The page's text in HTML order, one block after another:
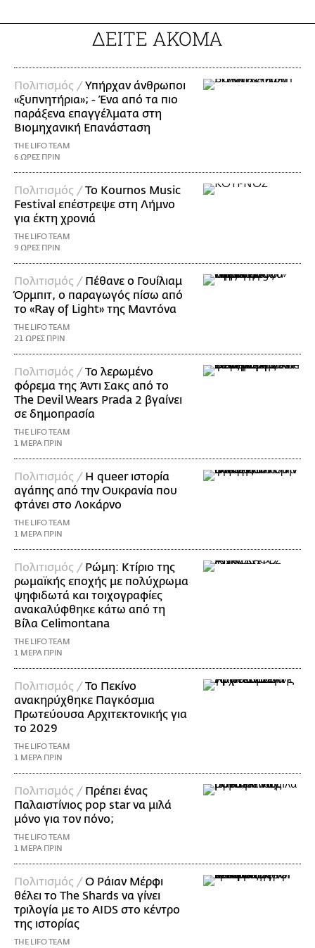
ΔΕΙΤΕ ΑΚΟΜΑ
Πολιτισμός /Υπήρχαν άνθρωποι
«ξυπνητήρια»; - Ένα από τα πιο
παράξενα επαγγέλματα στη
Βιομηχανική Επανάσταση
THE LIFO TEAM
6 ΩΡΕΣ ΠΡΙΝ
Πολιτισμός /Το Kournos Music
Festival επέστρεψε στη Λήμνο
για έκτη χρονιά
THE LIFO TEAM
9 ΩΡΕΣ ΠΡΙΝ
Πολιτισμός / Πέθανε ο Γουίλιαμ
Όρμπιτ, ο παραγωγός πίσω από
το «Ray of Light» της Μαντόνα
THE LIFO TEAM
21 ΩΡΕΣ ΠΡΙΝ
Πολιτισμός /Το λερωμένο
φόρεμα της Άντι Σακς από το
The Devil Wears Prada 2 βγαίνει
σε δημοπρασία
THE LIFO TEAM
1 ΜΕΡΑ ΠΡΙΝ
Πολιτισμός / Η queer ιστορία
αγάπης από την Ουκρανία που
φτάνει στο Λοκάρνο
THE LIFO TEAM
1 ΜΕΡΑ ΠΡΙΝ
Πολιτισμός / Ρώμη: Κτίριο της
ρωμαϊκής εποχής με πολύχρωμα
ψηφιδωτά και τοιχογραφίες
ανακαλύφθηκε κάτω από τη
Βίλα Celimontana
THE LIFO TEAM
1 ΜΕΡΑ ΠΡΙΝ
Πολιτισμός /Το Πεκίνο
ανακηρύχθηκε Παγκόσμια
Πρωτεύουσα Αρχιτεκτονικής για
το 2029
THE LIFO TEAM
1 ΜΕΡΑ ΠΡΙΝ
Πολιτισμός / Πρέπει ένας
Παλαιστίνιος pop star να μιλά
μόνο για τον πόνο;
THE LIFO TEAM
1 ΜΕΡΑ ΠΡΙΝ
Πολιτισμός /Ο Ράιαν Μέρφι
θέλει το The Shards να γίνει
τριλογία με το AIDS στο κέντρο
της ιστορίας
THE LIFO TEAM